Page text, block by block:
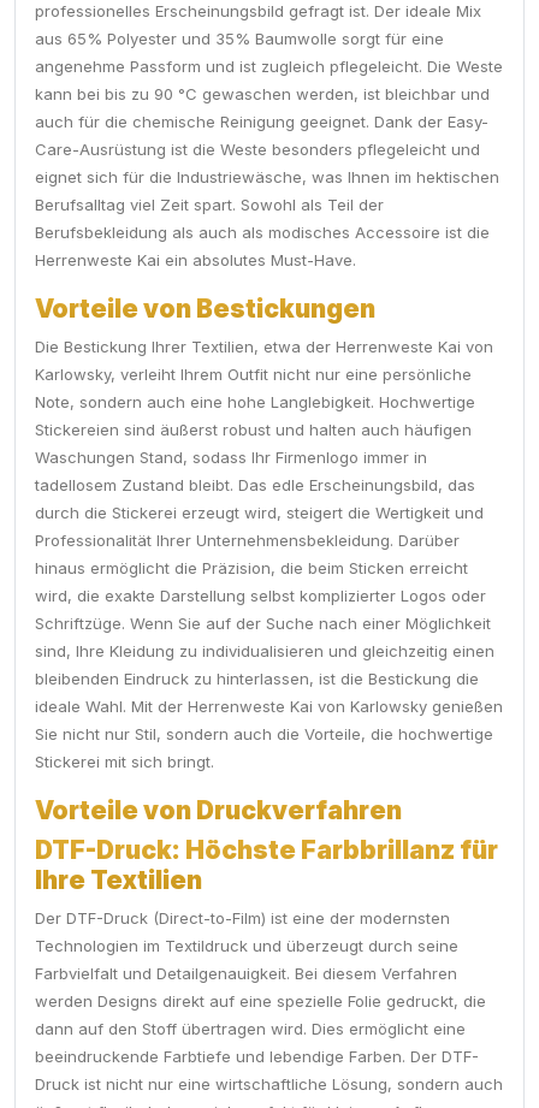
professionelles Erscheinungsbild gefragt ist. Der ideale Mix
aus 65% Polyester und 35% Baumwolle sorgt für eine
angenehme Passform und ist zugleich pflegeleicht. Die Weste
kann bei bis zu 90 °C gewaschen werden, ist bleichbar und
auch für die chemische Reinigung geeignet. Dank der Easy-
Care-Ausrüstung ist die Weste besonders pflegeleicht und
eignet sich für die Industriewäsche, was Ihnen im hektischen
Berufsalltag viel Zeit spart. Sowohl als Teil der
Berufsbekleidung als auch als modisches Accessoire ist die
Herrenweste Kai ein absolutes Must-Have.
Vorteile von Bestickungen
Die Bestickung Ihrer Textilien, etwa der Herrenweste Kai von
Karlowsky, verleiht Ihrem Outfit nicht nur eine persönliche
Note, sondern auch eine hohe Langlebigkeit. Hochwertige
Stickereien sind äußerst robust und halten auch häufigen
Waschungen Stand, sodass Ihr Firmenlogo immer in
tadellosem Zustand bleibt. Das edle Erscheinungsbild, das
durch die Stickerei erzeugt wird, steigert die Wertigkeit und
Professionalität Ihrer Unternehmensbekleidung. Darüber
hinaus ermöglicht die Präzision, die beim Sticken erreicht
wird, die exakte Darstellung selbst komplizierter Logos oder
Schriftzüge. Wenn Sie auf der Suche nach einer Möglichkeit
sind, Ihre Kleidung zu individualisieren und gleichzeitig einen
bleibenden Eindruck zu hinterlassen, ist die Bestickung die
ideale Wahl. Mit der Herrenweste Kai von Karlowsky genießen
Sie nicht nur Stil, sondern auch die Vorteile, die hochwertige
Stickerei mit sich bringt.
Vorteile von Druckverfahren
DTF-Druck: Höchste Farbbrillanz für
Ihre Textilien
Der DTF-Druck (Direct-to-Film) ist eine der modernsten
Technologien im Textildruck und überzeugt durch seine
Farbvielfalt und Detailgenauigkeit. Bei diesem Verfahren
werden Designs direkt auf eine spezielle Folie gedruckt, die
dann auf den Stoff übertragen wird. Dies ermöglicht eine
beeindruckende Farbtiefe und lebendige Farben. Der DTF-
Druck ist nicht nur eine wirtschaftliche Lösung, sondern auch